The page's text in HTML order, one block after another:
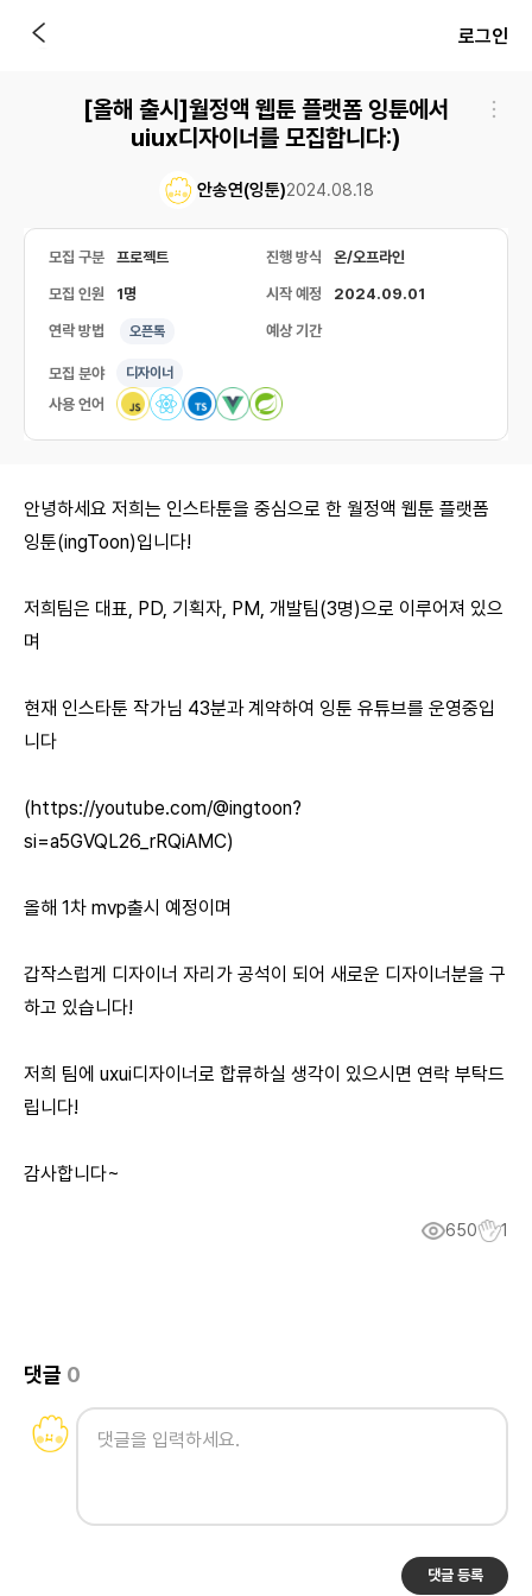
로그인
[올해 출시]월정액 웹툰 플랫폼 잉툰에서
uiux디자이너를 모집합니다:)
안송연(잉툰)2024.08.18
모집 구분 프로젝트 진행 방식 온/오프라인
모집 인원 1명 시작 예정 2024.09.01
연락 방법 오픈톡 예상 기간
모집 분야 디자이너
사용 언어
안녕하세요 저희는 인스타툰을 중심으로 한 월정액 웹툰 플랫폼
잉툰(ingToon)입니다!
저희팀은 대표, PD, 기획자, PM, 개발팀(3명)으로 이루어져 있으
며
현재 인스타툰 작가님 43분과 계약하여 잉툰 유튜브를 운영중입
니다
(https://youtube.com/@ingtoon?
si=a5GVQL26_rRQiAMC)
올해 1차 mvp출시 예정이며
갑작스럽게 디자이너 자리가 공석이 되어 새로운 디자이너분을 구
하고 있습니다!
저희 팀에 uxui디자이너로 합류하실 생각이 있으시면 연락 부탁드
립니다!
감사합니다~
650 1
댓글 0
댓글 등록